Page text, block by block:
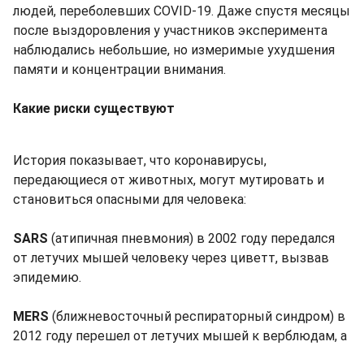
людей, переболевших COVID-19. Даже спустя месяцы
после выздоровления у участников эксперимента
наблюдались небольшие, но измеримые ухудшения
памяти и концентрации внимания.
Какие риски существуют
История показывает, что коронавирусы,
передающиеся от животных, могут мутировать и
становиться опасными для человека:
SARS (атипичная пневмония) в 2002 году передался
от летучих мышей человеку через циветт, вызвав
эпидемию.
MERS (ближневосточный респираторный синдром) в
2012 году перешел от летучих мышей к верблюдам, а